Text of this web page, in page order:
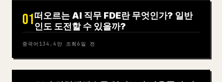
01떠오르는 AI 직무 FDE란 무엇인가? 일반
인도 도전할 수 있을까?
중국어 134.4만 조회 6일 전